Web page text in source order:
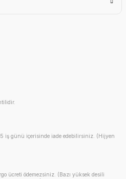
iş günü içerisinde iade edebilirsiniz. (Hijyen
ücreti ödemezsiniz. (Bazı yüksek desili